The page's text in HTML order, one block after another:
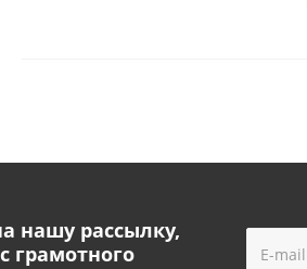
нашу рассылку,
грамотного